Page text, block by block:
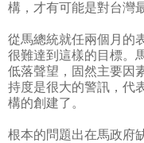
構，才有可能是對台灣
從馬總統就任兩個月的
很難達到這樣的目標。
低落聲望，固然主要因
持度是很大的警訊，代
構的創建了。
根本的問題出在馬政府